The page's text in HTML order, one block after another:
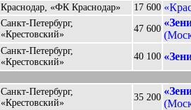
Краснодар, «ФК Краснодар» 17 600
Санкт-Петербург,
«Крестовский»
47 600
Санкт-Петербург,
«Крестовский»
40 100
Санкт-Петербург,
«Крестовский»
35 200